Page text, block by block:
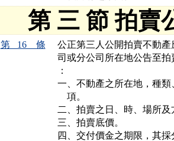
第 三 節 拍賣
第 16 條
公正第三人公開拍賣不動
司或分公司所在地公告至
：
一、不動產之所在地，種
    項。
二、拍賣之日、時、場所及
三、拍賣底價。
四、交付價金之期限，其